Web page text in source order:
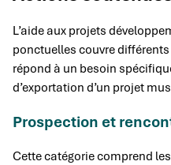
L’aide aux projets
ponctuelles couvre
répond à un besoin
d’exportation d’un projet
Prospection et
Cette catégorie comprend